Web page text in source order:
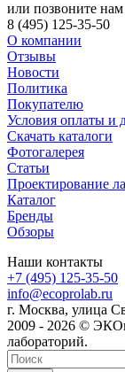
или позвоните нам
8 (495) 125-35-50
О компании
Отзывы
Новости
Политика
Покупателю
Условия оплаты и
Скачать каталоги
Фотогалерея
Статьи
Проектирование
Каталог
Бренды
Обзоры
Наши контакты
+7 (495) 125-35-50
info@ecoprolab.ru
г. Москва, улица
2009 - 2026 ©
лабораторий.